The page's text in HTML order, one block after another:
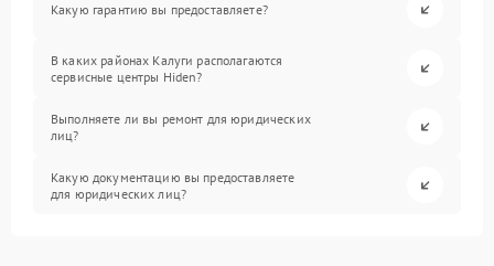
Какую гарантию вы предоставляете?
В каких районах Калуги располагаются
сервисные центры Hiden?
Выполняете ли вы ремонт для юридических
лиц?
Какую документацию вы предоставляете
для юридических лиц?